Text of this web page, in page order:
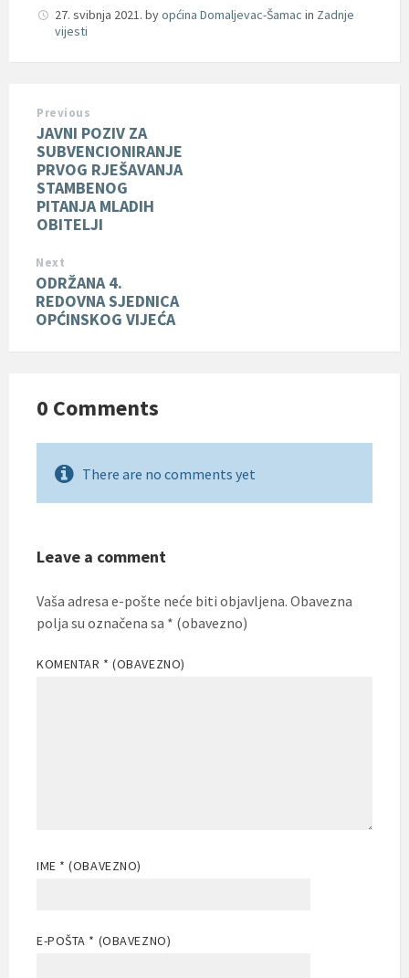
27. svibnja 2021. byopćina Domaljevac-Šamac in Zadnje
vijesti
Previous
JAVNI POZIV ZA
SUBVENCIONIRANJE
PRVOG RJEŠAVANJA
STAMBENOG
PITANJA MLADIH
OBITELJI
Next
ODRŽANA 4.
REDOVNA SJEDNICA
OPĆINSKOG VIJEĆA
0 Comments
There are no comments yet
Leave a comment
Vaša adresa e-pošte neće biti objavljena. Obavezna
polja su označena sa * (obavezno)
KOMENTAR * (OBAVEZNO)
IME * (OBAVEZNO)
E-POŠTA * (OBAVEZNO)